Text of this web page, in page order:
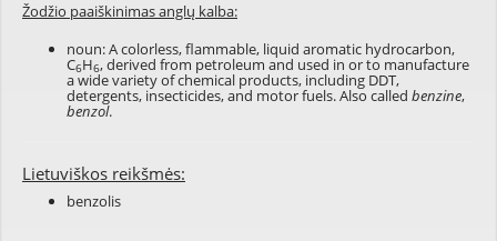
Žodžio paaiškinimas anglų kalba:
noun: A colorless, flammable, liquid aromatic hydrocarbon,
C6H6, derived from petroleum and used in or to manufacture
a wide variety of chemical products, including DDT,
detergents, insecticides, and motor fuels. Also called benzine,
benzol.
Lietuviškos reikšmės:
benzolis